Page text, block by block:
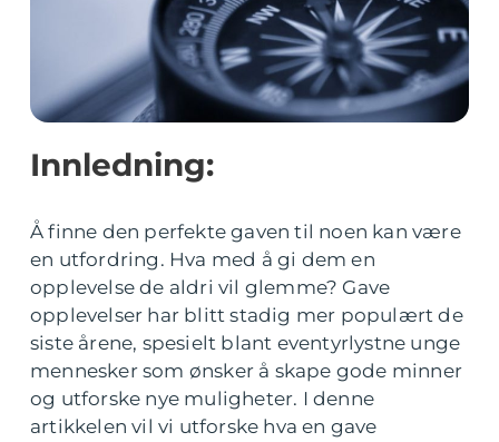
Innledning:
Å finne den perfekte gaven til noen kan være
en utfordring. Hva med å gi dem en
opplevelse de aldri vil glemme? Gave
opplevelser har blitt stadig mer populært de
siste årene, spesielt blant eventyrlystne unge
mennesker som ønsker å skape gode minner
og utforske nye muligheter. I denne
artikkelen vil vi utforske hva en gave